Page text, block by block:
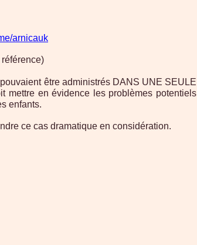
arnicauk
être administrés DANS UNE SEULE
mettre en évidence les problèmes potentiels
enfants.
ce cas dramatique en considération.